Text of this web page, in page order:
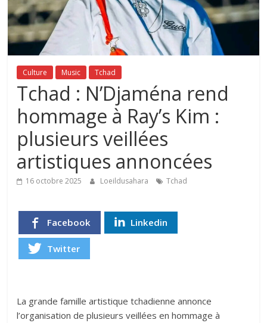
Culture Music Tchad
Tchad : N’Djaména rend
hommage à Ray’s Kim :
plusieurs veillées
artistiques annoncées
16 octobre 2025 Loeildusahara Tchad
Facebook Linkedin
Twitter
La grande famille artistique tchadienne annonce
l’organisation de plusieurs veillées en hommage à